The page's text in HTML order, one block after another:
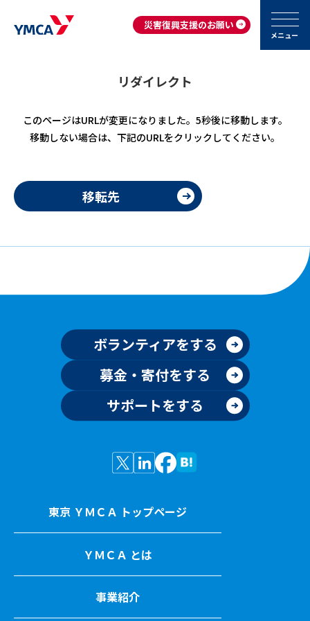
災害復興支援のお願い
メニュー
リダイレクト
このページはURLが変更になりました。5秒後に移動します。
移動しない場合は、下記のURLをクリックしてください。
移転先
ボランティアをする
募金・寄付をする
サポートをする
東京 ＹＭＣＡ トップページ
ＹＭＣＡ とは
事業紹介